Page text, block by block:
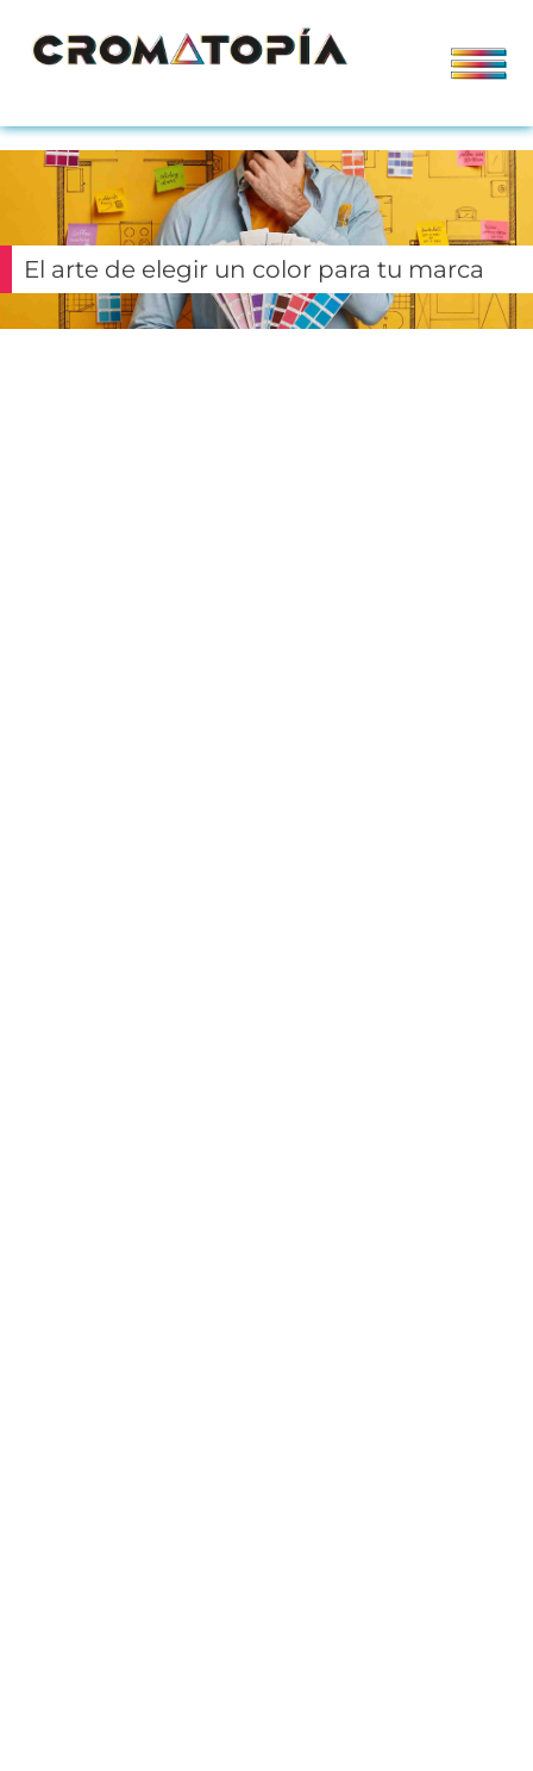
El arte de elegir un color para tu marca